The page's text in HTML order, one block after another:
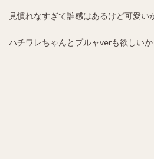
見慣れなすぎて誰感はあるけど可愛い
ハチワレちゃんとプルャverも欲しい